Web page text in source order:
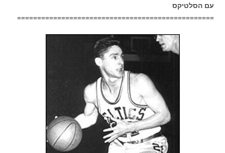
עם הסלטיקס
=================================================